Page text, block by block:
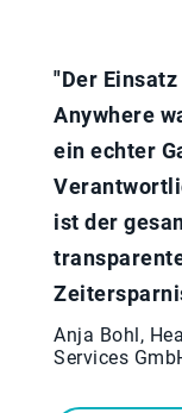
"Der
Anywhere
ein echter
ist der
Anja Bohl,
Services